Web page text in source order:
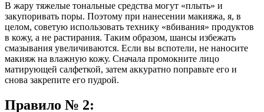
В жару тяжелые тональные средства могут «плыть» и
закупоривать поры. Поэтому при нанесении макияжа, я, в
целом, советую использовать технику «вбивания» продуктов
в кожу, а не растирания. Таким образом, шансы избежать
смазывания увеличиваются. Если вы вспотели, не наносите
макияж на влажную кожу. Сначала промокните лицо
матирующей салфеткой, затем аккуратно поправьте его и
снова закрепите его пудрой.
Правило № 2: